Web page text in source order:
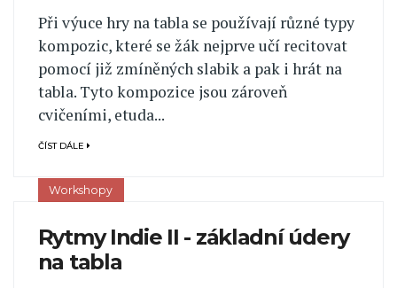
Při výuce hry na tabla se používají různé typy
kompozic, které se žák nejprve učí recitovat
pomocí již zmíněných slabik a pak i hrát na
tabla. Tyto kompozice jsou zároveň
cvičeními, etuda...
ČÍST DÁLE
Workshopy
Rytmy Indie II - základní údery
na tabla